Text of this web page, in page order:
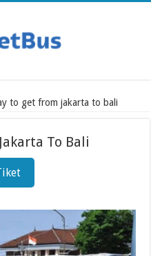
to get from jakarta to bali
To Bali